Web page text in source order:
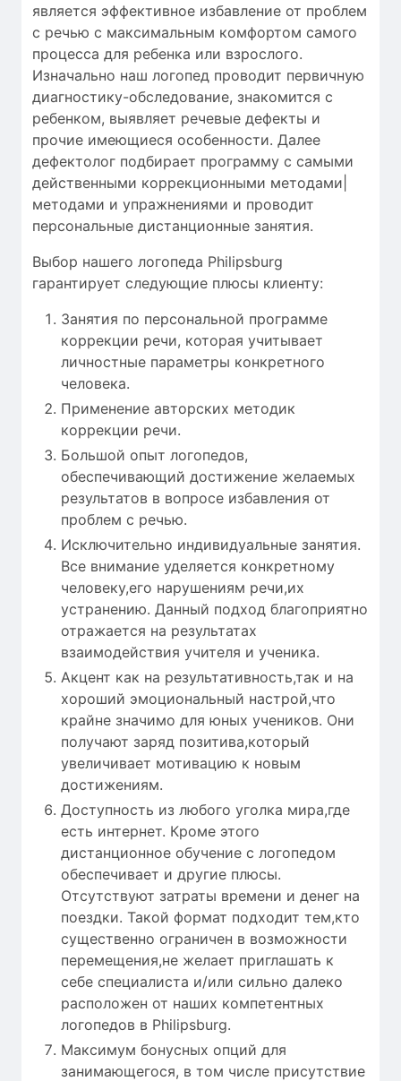
является эффективное избавление от проблем
с речью с максимальным комфортом самого
процесса для ребенка или взрослого.
Изначально наш логопед проводит первичную
диагностику-обследование, знакомится с
ребенком, выявляет речевые дефекты и
прочие имеющиеся особенности. Далее
дефектолог подбирает программу с самыми
действенными коррекционными методами|
методами и упражнениями и проводит
персональные дистанционные занятия.
Выбор нашего логопеда Philipsburg
гарантирует следующие плюсы клиенту:
Занятия по персональной программе
коррекции речи, которая учитывает
личностные параметры конкретного
человека.
Применение авторских методик
коррекции речи.
Большой опыт логопедов,
обеспечивающий достижение желаемых
результатов в вопросе избавления от
проблем с речью.
Исключительно индивидуальные занятия.
Все внимание уделяется конкретному
человеку,его нарушениям речи,их
устранению. Данный подход благоприятно
отражается на результатах
взаимодействия учителя и ученика.
Акцент как на результативность,так и на
хороший эмоциональный настрой,что
крайне значимо для юных учеников. Они
получают заряд позитива,который
увеличивает мотивацию к новым
достижениям.
Доступность из любого уголка мира,где
есть интернет. Кроме этого
дистанционное обучение с логопедом
обеспечивает и другие плюсы.
Отсутствуют затраты времени и денег на
поездки. Такой формат подходит тем,кто
существенно ограничен в возможности
перемещения,не желает приглашать к
себе специалиста и/или сильно далеко
расположен от наших компетентных
логопедов в Philipsburg.
Максимум бонусных опций для
занимающегося, в том числе присутствие